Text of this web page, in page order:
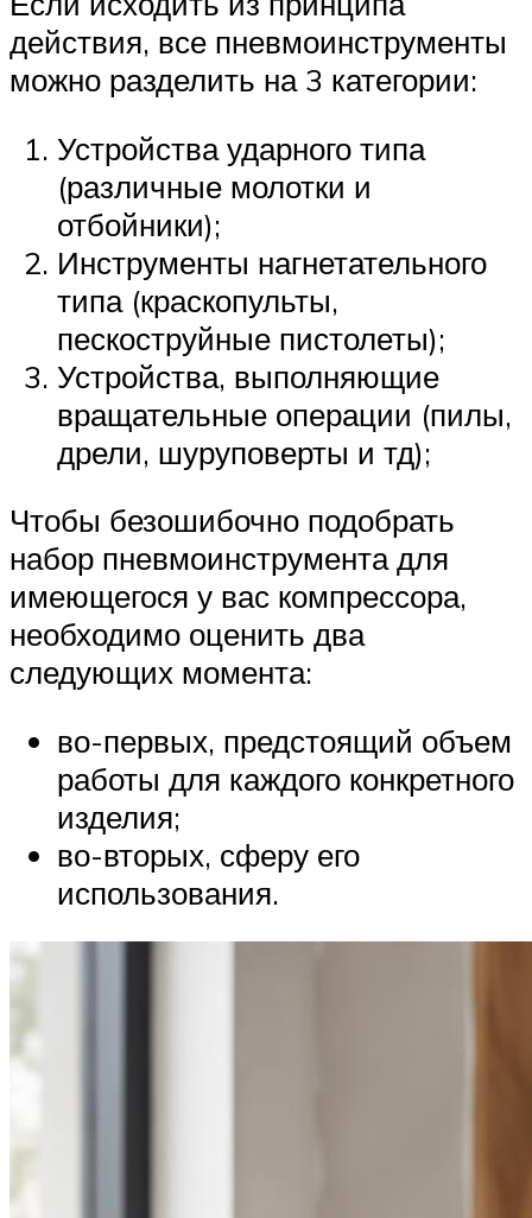
действия, все пневмоинструменты
можно разделить на 3 категории:
Устройства ударного типа
(различные молотки и
отбойники);
Инструменты нагнетательного
типа (краскопульты,
пескоструйные пистолеты);
Устройства, выполняющие
вращательные операции (пилы,
дрели, шуруповерты и тд);
Чтобы безошибочно подобрать
набор пневмоинструмента для
имеющегося у вас компрессора,
необходимо оценить два
следующих момента:
во-первых, предстоящий объем
работы для каждого конкретного
изделия;
во-вторых, сферу его
использования.